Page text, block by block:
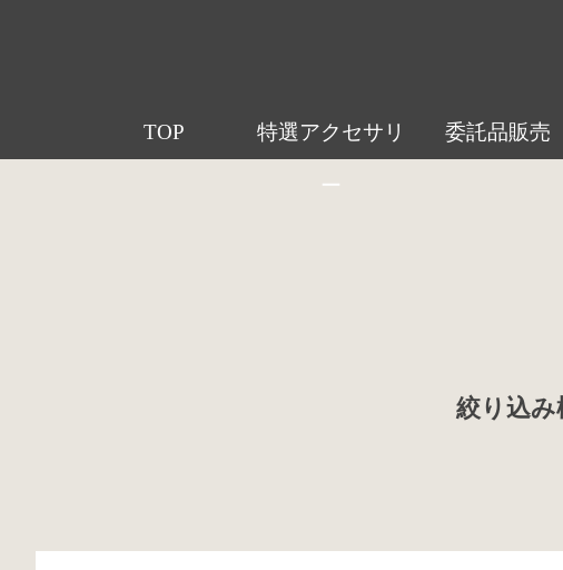
TOP 特選アクセサリ
ー
委託品販売
絞り込